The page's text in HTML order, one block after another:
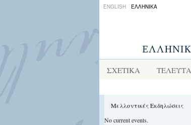
ENGLISH ΕΛΛΗΝΙΚΑ
ΣΧΕΤΙΚΑ
Μελλοντικές Εκδηλώσεις
No current events.